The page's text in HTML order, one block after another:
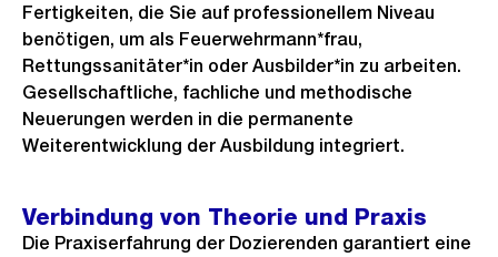
Fertigkeiten, die Sie auf professionellem Niveau
benötigen, um als Feuerwehrmann*frau,
Rettungssanitäter*in oder Ausbilder*in zu arbeiten.
Gesellschaftliche, fachliche und methodische
Neuerungen werden in die permanente
Weiterentwicklung der Ausbildung integriert.
Verbindung von Theorie und Praxis
Die Praxiserfahrung der Dozierenden garantiert eine